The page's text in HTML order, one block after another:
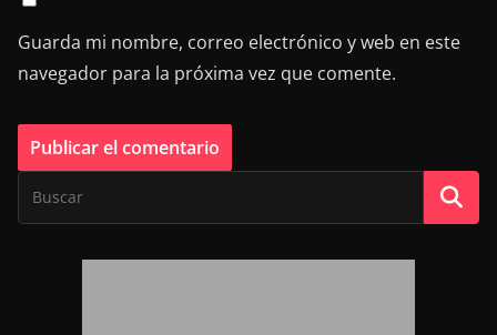
Guarda mi nombre, correo electrónico y web en este
navegador para la próxima vez que comente.